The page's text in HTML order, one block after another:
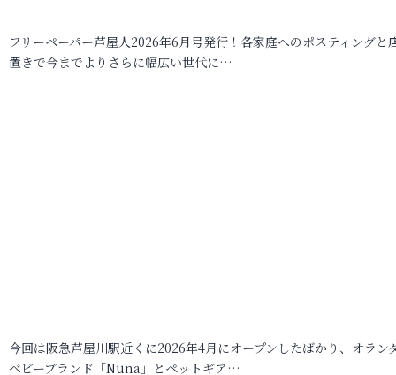
フリーペーパー芦屋人2026年6月号発行！各家庭へのポスティングと
置きで今までよりさらに幅広い世代に…
今回は阪急芦屋川駅近くに2026年4月にオープンしたばかり、オラン
ベビーブランド「Nuna」とペットギア…